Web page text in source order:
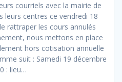
courriels avec la mairie de
leurs centres ce vendredi 18
rattraper les cours annulés
nous mettons en place
hors cotisation annuelle
suit : Samedi 19 décembre
: lieu…